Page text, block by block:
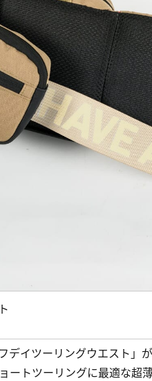
デイツーリングウエスト」
ートツーリングに最適な超